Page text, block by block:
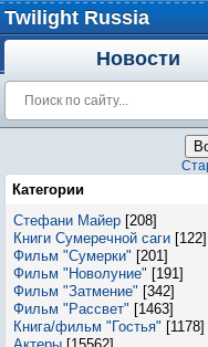
Twilight Russia
Новости
Категории
Стефани Майер [208]
Книги Сумеречной саги [122]
Фильм "Сумерки" [201]
Фильм "Новолуние" [191]
Фильм "Затмение" [342]
Фильм "Рассвет" [1463]
Книга/фильм "Гостья" [1178]